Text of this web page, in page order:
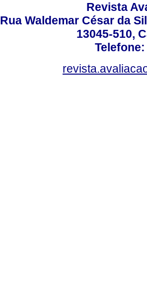
Revista
Rua Waldemar César da
13045-510,
Telefone: